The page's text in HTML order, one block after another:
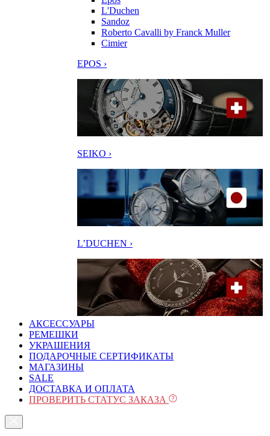
L'Duchen
Sandoz
Roberto Cavalli by Franck Muller
Cimier
EPOS ›
SEIKO ›
L’DUCHEN ›
АКСЕССУАРЫ
РЕМЕШКИ
УКРАШЕНИЯ
ПОДАРОЧНЫЕ СЕРТИФИКАТЫ
МАГАЗИНЫ
SALE
ДОСТАВКА И ОПЛАТА
ПРОВЕРИТЬ СТАТУС ЗАКАЗА